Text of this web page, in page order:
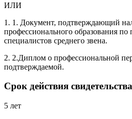
ИЛИ
1. 1. Документ, подтверждающий
профессионального образования
специалистов среднего звена.
2. 2.Диплом о профессиональной
подтверждаемой.
Срок действия
5 лет